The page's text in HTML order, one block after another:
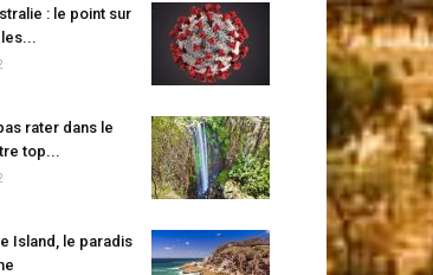
: le point sur
les...
rater dans le
top...
Island, le paradis